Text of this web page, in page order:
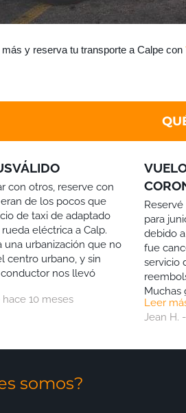
y reserva tu transporte a Calpe con
con otros, reserve con
de los pocos que
de taxi de adaptado
eléctrica a Calp.
una urbanización que no
centro urbano, y sin
nos llevó
hace 10 meses
para
debido
fue
servicio
Muchas
usaré el
Leer
Jean H.
somos?